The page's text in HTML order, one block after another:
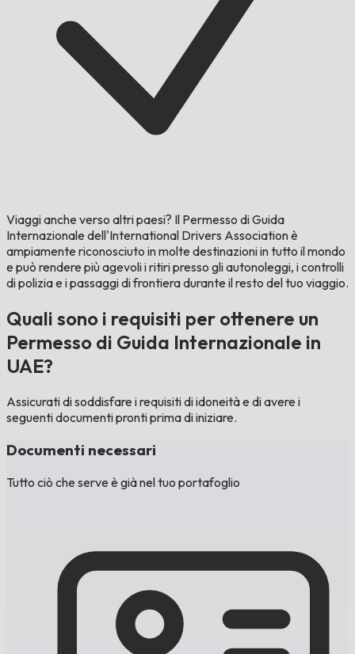
Viaggi anche verso altri paesi? Il Permesso di Guida
Internazionale dell'International Drivers Association è
ampiamente riconosciuto in molte destinazioni in tutto il mondo
e può rendere più agevoli i ritiri presso gli autonoleggi, i controlli
di polizia e i passaggi di frontiera durante il resto del tuo viaggio.
Quali sono i requisiti per ottenere un
Permesso di Guida Internazionale in
UAE?
Assicurati di soddisfare i requisiti di idoneità e di avere i
seguenti documenti pronti prima di iniziare.
Documenti necessari
Tutto ciò che serve è già nel tuo portafoglio